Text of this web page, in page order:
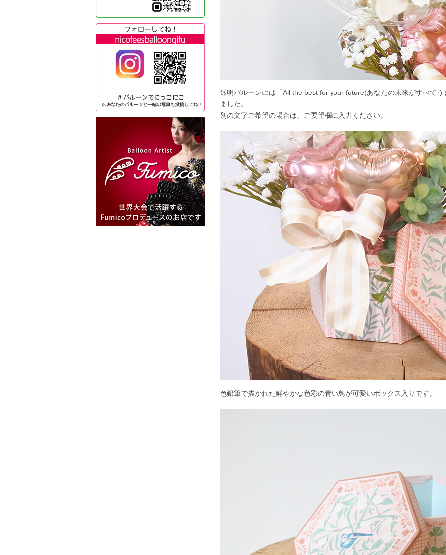
透明バルーンには「All the best for your future(あなたの未来がすべて
ました。
別の文字ご希望の場合は、ご要望欄に入力ください。
色鉛筆で描かれた鮮やかな色彩の青い鳥が可愛いボックス入りです。